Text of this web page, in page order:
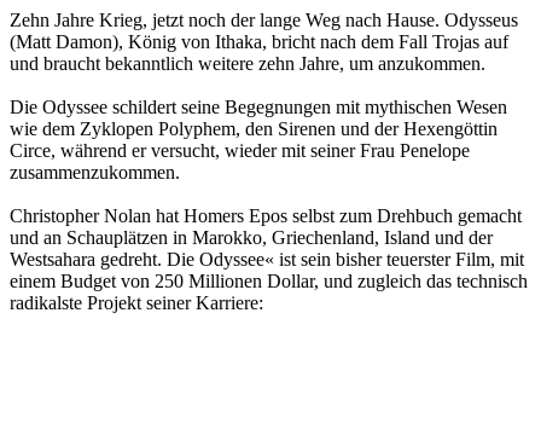
Zehn Jahre Krieg, jetzt noch der lange Weg nach Hause. Odysseus
(Matt Damon), König von Ithaka, bricht nach dem Fall Trojas auf
und braucht bekanntlich weitere zehn Jahre, um anzukommen.
Die Odyssee schildert seine Begegnungen mit mythischen Wesen
wie dem Zyklopen Polyphem, den Sirenen und der Hexengöttin
Circe, während er versucht, wieder mit seiner Frau Penelope
zusammenzukommen.
Christopher Nolan hat Homers Epos selbst zum Drehbuch gemacht
und an Schauplätzen in Marokko, Griechenland, Island und der
Westsahara gedreht. Die Odyssee« ist sein bisher teuerster Film, mit
einem Budget von 250 Millionen Dollar, und zugleich das technisch
radikalste Projekt seiner Karriere: